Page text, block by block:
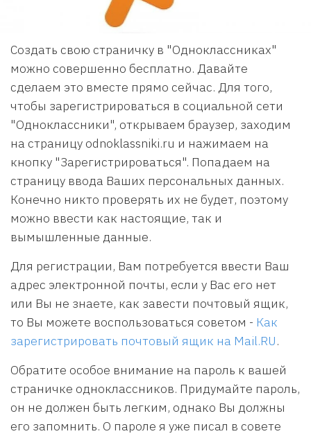
Создать свою страничку в "Одноклассниках"
можно совершенно бесплатно. Давайте
сделаем это вместе прямо сейчас. Для того,
чтобы зарегистрироваться в социальной сети
"Одноклассники", открываем браузер, заходим
на страницу odnoklassniki.ru и нажимаем на
кнопку "Зарегистрироваться". Попадаем на
страницу ввода Ваших персональных данных.
Конечно никто проверять их не будет, поэтому
можно ввести как настоящие, так и
вымышленные данные.
Для регистрации, Вам потребуется ввести Ваш
адрес электронной почты, если у Вас его нет
или Вы не знаете, как завести почтовый ящик,
то Вы можете воспользоваться советом - Как
зарегистрировать почтовый ящик на Mail.RU.
Обратите особое внимание на пароль к вашей
страничке одноклассников. Придумайте пароль,
он не должен быть легким, однако Вы должны
его запомнить. О пароле я уже писал в совете